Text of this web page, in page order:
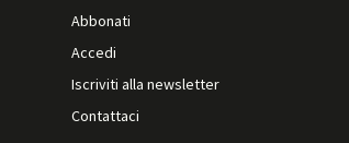
Abbonati
Accedi
Iscriviti alla newsletter
Contattaci